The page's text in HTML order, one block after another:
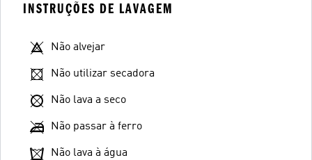
INSTRUÇÕES DE LAVAGEM
Não alvejar
Não utilizar secadora
Não lava a seco
Não passar à ferro
Não lava à água